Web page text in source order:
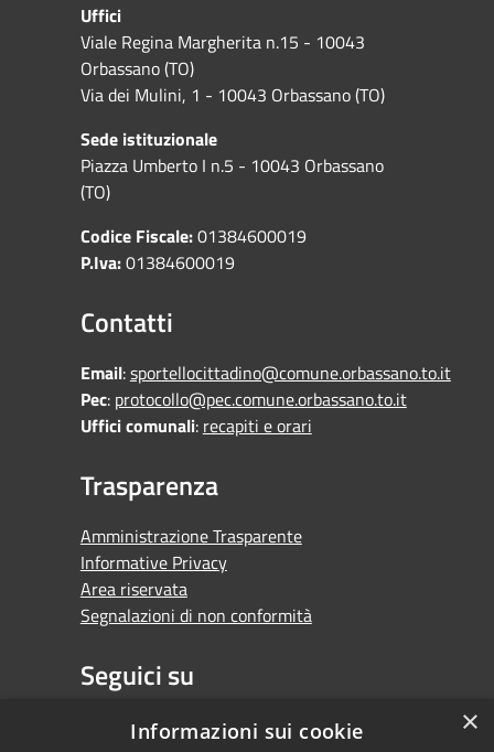
Uffici
Viale Regina Margherita n.15 - 10043
Orbassano (TO)
Via dei Mulini, 1 - 10043 Orbassano (TO)
Sede istituzionale
Piazza Umberto I n.5 - 10043 Orbassano
(TO)
Codice Fiscale:01384600019
P.Iva:01384600019
Contatti
Email:sportellocittadino@comune.orbassano.to.it
Pec: protocollo@pec.comune.orbassano.to.it
Uffici comunali: recapiti e orari
Trasparenza
Amministrazione Trasparente
Informative Privacy
Area riservata
Segnalazioni di non conformità
Seguici su
FacebookYoutubeWhatsapp ×
Informazioni sui cookie